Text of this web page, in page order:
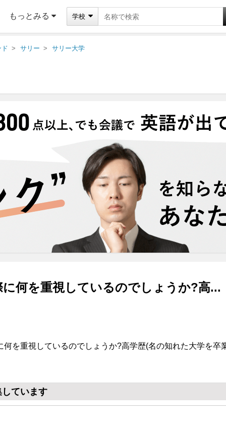
もっとみる 学校
サリー サリー大学
何を重視しているのでしょうか?高...
何を重視しているのでしょうか?高学歴(名の知れた大学を卒
ています